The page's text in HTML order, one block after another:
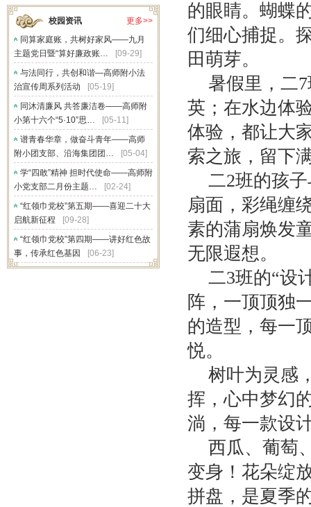
更多>>
校园资讯
同算家庭账，共树好家风——九月
主题党日暨“算好廉政账…
[09-29]
与法同行，共创和谐—高师附小法
治宣传周系列活动
[05-19]
同沐清廉风 共答廉洁卷——高师附
小第十六个“5·10”思…
[05-11]
谱青春华章，做奋斗青年——高师
附小团支部、沿海集团团…
[05-04]
学“四敢”精神 担时代使命——高师附
小党支部二月份主题…
[02-24]
“红领巾党校”第五期——喜迎二十大
启航新征程
[09-28]
“红领巾党校”第四期——讲好红色故
事，传承红色基因
[06-23]
的眼睛。蝴蝶
们细心捕捉。
田萌芽。
暑假里，二
英；在水边体
体验，都让大
索之旅，留下
二2班的孩
扇面，彩绳缠
素的蒲扇焕发
无限遐想。
二3班的“设
阵，一顶顶独
的造型，每一
悦。
树叶为灵感
挥，心中梦幻
淌，每一款设
西瓜、葡萄
变身！花朵绽
拼盘，是夏季